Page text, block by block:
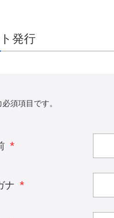
発行
須項目です。
*
ナ *